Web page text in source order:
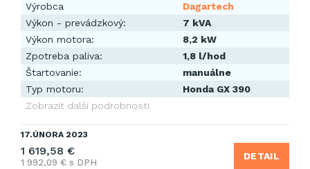
Výrobca
Dagartech
Výkon - prevádzkový:
7 kVA
Výkon motora:
8,2 kW
Zpotreba paliva:
1,8 l/hod
Štartovanie:
manuálne
Typ motoru:
Honda GX 390
Zobrazit další podrobnosti
17.ÚNORA 2023
1 619,58 €
1 992,09 € s DPH
DETAIL